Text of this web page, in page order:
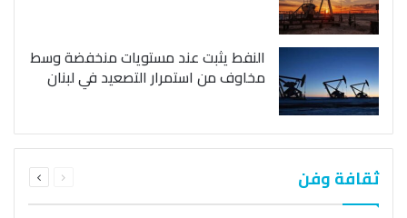
النفط يثبت عند مستويات منخفضة وسط
مخاوف من استمرار التصعيد في لبنان
ثقافة وفن الصفحةالصفحة